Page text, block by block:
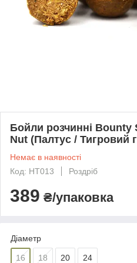
Бойли розчинні
Nut (Палтус / Тигровий
Немає в наявності
Код: HT013
Роздріб
389 ₴/упаковка
Діаметр
16 18 20 24